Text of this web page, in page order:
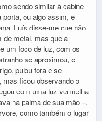
sendo similar à cabine
porta, ou algo assim, e
Luís disse-me que não
de metal, mas que a
um foco de luz, com os
se aproximou, e
pulou fora e se
mas ficou observando o
com uma luz vermelha
na palma de sua mão –,
como também o lugar